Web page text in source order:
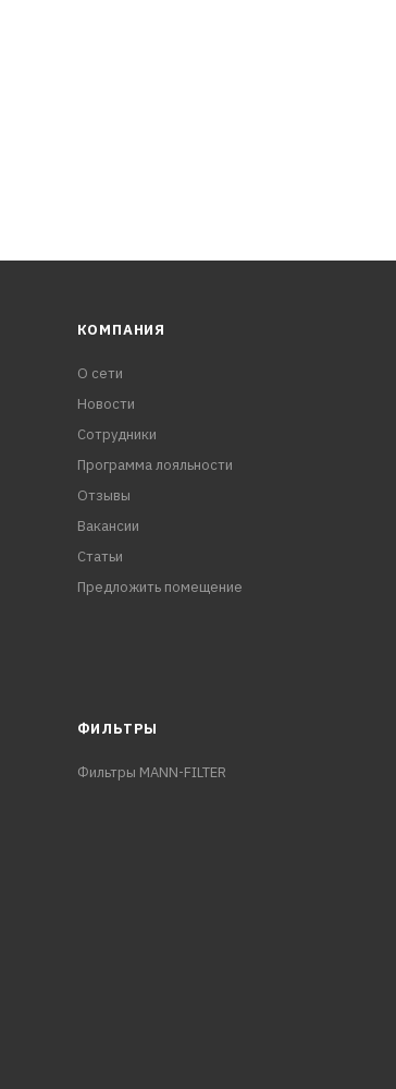
КОМПАНИЯ
О сети
Новости
Сотрудники
Программа лояльности
Отзывы
Вакансии
Статьи
Предложить помещение
ФИЛЬТРЫ
Фильтры MANN-FILTER